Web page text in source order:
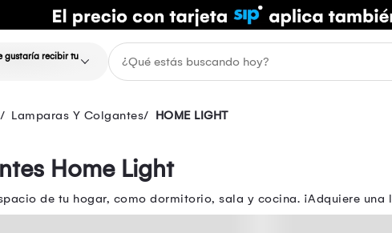
gustaría recibir tu
Lamparas Y Colgantes HOME LIGHT
Home Light
de tu hogar, como dormitorio, sala y cocina. ¡Adquiere